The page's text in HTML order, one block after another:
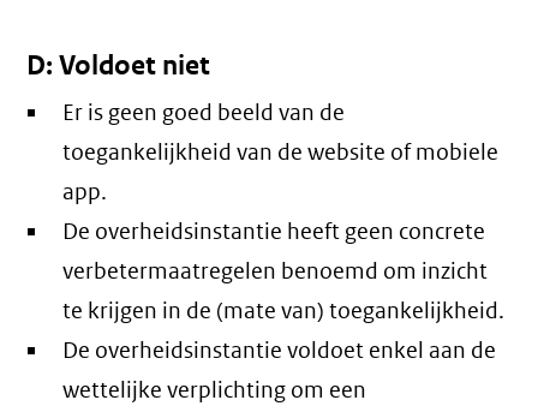
D: Voldoet niet
Er is geen goed beeld van de
toegankelijkheid van de website of mobiele
app.
De overheidsinstantie heeft geen concrete
verbetermaatregelen benoemd om inzicht
te krijgen in de (mate van) toegankelijkheid.
De overheidsinstantie voldoet enkel aan de
wettelijke verplichting om een